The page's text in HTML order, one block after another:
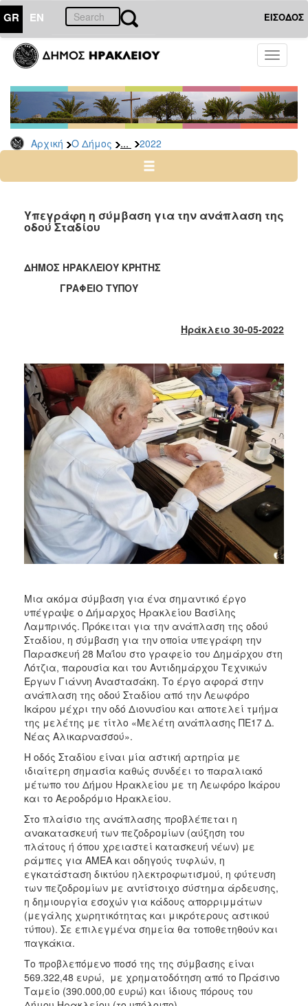
GR EN ΕΙΣΟΔΟΣ
Toggle
Αρχική Ο Δήμος ... 2022
ΔΗΜΟΣ
Δελτία
Τύπου
Αρχείο
2026
2024
2022
2020
2019
2015
2013
2012
2011
2006
ΤΟΠΟΣ
ΠΟΛΙΤΙΣΜΟΣ
ΑΝΘΕΚΤΙΚΗ
ΠΟΛΗ
Υπεγράφη η σύμβαση για την ανάπλαση της
οδού Σταδίου
ΔΗΜΟΣ ΗΡΑΚΛΕΙΟΥ ΚΡΗΤΗΣ
ΓΡΑΦΕΙΟ ΤΥΠΟΥ
Ηράκλειο 30-05-2022
Μια ακόμα σύμβαση για ένα σημαντικό έργο
υπέγραψε ο Δήμαρχος Ηρακλείου Βασίλης
Λαμπρινός. Πρόκειται για την ανάπλαση της οδού
Σταδίου, η σύμβαση για την οποία υπεγράφη την
Παρασκευή 28 Μαΐου στο γραφείο του Δημάρχου στη
Λότζια, παρουσία και του Αντιδημάρχου Τεχνικών
Έργων Γιάννη Αναστασάκη. Το έργο αφορά στην
ανάπλαση της οδού Σταδίου από την Λεωφόρο
Ικάρου μέχρι την οδό Διονυσίου και αποτελεί τμήμα
της μελέτης με τίτλο «Μελέτη ανάπλασης ΠΕ17 Δ.
Νέας Αλικαρνασσού».
Η οδός Σταδίου είναι μία αστική αρτηρία με
ιδιαίτερη σημασία καθώς συνδέει το παραλιακό
μέτωπο του Δήμου Ηρακλείου με τη Λεωφόρο Ικάρου
και το Αεροδρόμιο Ηρακλείου.
Στο πλαίσιο της ανάπλασης προβλέπεται η
ανακατασκευή των πεζοδρομίων (αύξηση του
πλάτους ή όπου χρειαστεί κατασκευή νέων) με
ράμπες για ΑΜΕΑ και οδηγούς τυφλών, η
εγκατάσταση δικτύου ηλεκτροφωτισμού, η φύτευση
των πεζοδρομίων με αντίστοιχο σύστημα άρδευσης,
η δημιουργία εσοχών για κάδους απορριμμάτων
(μεγάλης χωρητικότητας και μικρότερους αστικού
τύπου). Σε επιλεγμένα σημεία θα τοποθετηθούν και
παγκάκια.
Το προβλεπόμενο ποσό της της σύμβασης είναι
569.322,48 ευρώ, με χρηματοδότηση από το Πράσινο
Ταμείο (390.000,00 ευρώ) και ίδιους πόρους του